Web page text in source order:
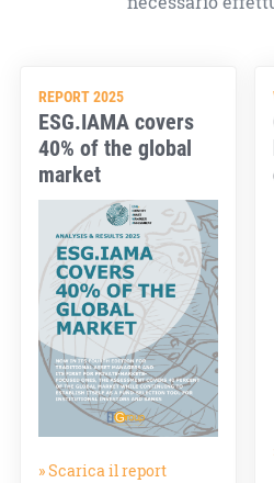
REPORT 2025
ESG.IAMA covers
40% of the global
market
» Scarica il report